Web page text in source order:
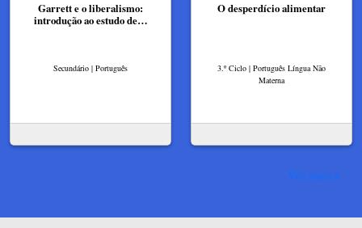
Garrett e o liberalismo:
introdução ao estudo de…
Secundário | Português
O desperdício alimentar
3.º Ciclo | Português Língua Não
Materna
Ver mais